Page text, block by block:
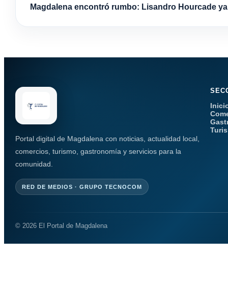
Magdalena encontró rumbo: Lisandro Hourcade
Portal digital de Magdalena con noticias, actualidad local,
comercios, turismo, gastronomía y servicios para la
comunidad.
RED DE MEDIOS · GRUPO TECNOCOM
© 2026 El Portal de Magdalena